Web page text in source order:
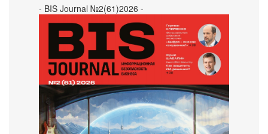
- BIS Journal №2(61)2026 -